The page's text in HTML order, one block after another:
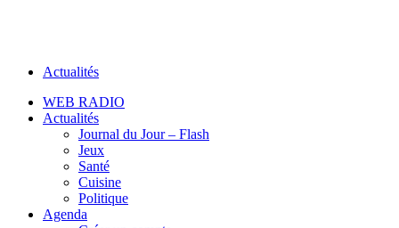
Actualités
WEB RADIO
Actualités
Journal du Jour – Flash
Jeux
Santé
Cuisine
Politique
Agenda